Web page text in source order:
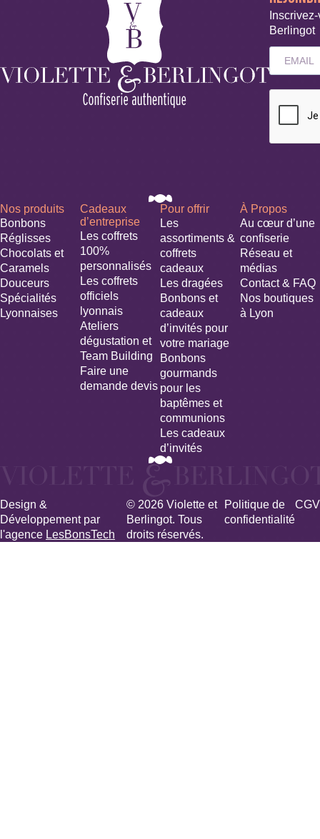
Berlingot
Nos produits
Bonbons
Réglisses
Chocolats et
Caramels
Douceurs
Spécialités
Lyonnaises
Cadeaux
d’entreprise
Les coffrets
100%
personnalisés
Les coffrets
officiels
lyonnais
Ateliers
dégustation et
Team Building
Faire une
demande devis
Pour offrir
Les
assortiments &
coffrets
cadeaux
Les dragées
Bonbons et
cadeaux
d’invités pour
votre mariage​
Bonbons
gourmands
pour les
baptêmes et
communions
Les cadeaux
d’invités
À Propos
Au cœur d’une
confiserie
Réseau et
médias
Contact & FAQ
Nos boutiques
à Lyon
Design &
Développement par
l'agence LesBonsTech
© 2026 Violette et
Berlingot. Tous
droits réservés.
Politique de
confidentialité
CGV